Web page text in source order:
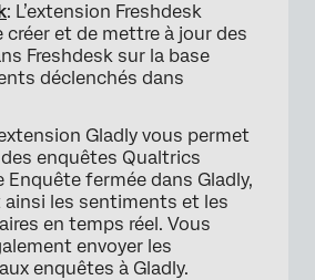
: L’extension Freshdesk
créer et de mettre à jour des
Freshdesk sur la base
déclenchés dans
Gladly vous permet
des enquêtes Qualtrics
Enquête fermée dans Gladly,
les sentiments et les
en temps réel. Vous
envoyer les
enquêtes à Gladly.